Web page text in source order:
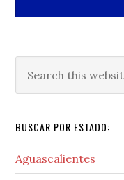
this
BUSCAR POR ESTADO:
Aguascalientes